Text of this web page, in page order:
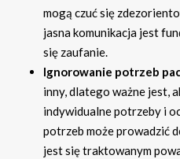
mogą czuć się
jasna komunikacja jest
się zaufanie.
Ignorowanie potrzeb
inny, dlatego ważne jest,
indywidualne potrzeby i
potrzeb może prowadzić
jest się traktowanym